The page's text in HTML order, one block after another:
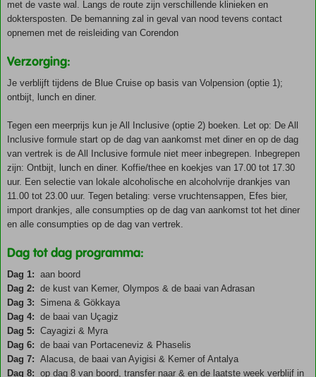
met de vaste wal. Langs de route zijn verschillende klinieken en
doktersposten. De bemanning zal in geval van nood tevens contact
opnemen met de reisleiding van Corendon
Verzorging:
Je verblijft tijdens de Blue Cruise op basis van Volpension (optie 1);
ontbijt, lunch en diner.
Tegen een meerprijs kun je All Inclusive (optie 2) boeken. Let op: De All
Inclusive formule start op de dag van aankomst met diner en op de dag
van vertrek is de All Inclusive formule niet meer inbegrepen. Inbegrepen
zijn: Ontbijt, lunch en diner. Koffie/thee en koekjes van 17.00 tot 17.30
uur. Een selectie van lokale alcoholische en alcoholvrije drankjes van
11.00 tot 23.00 uur. Tegen betaling: verse vruchtensappen, Efes bier,
import drankjes, alle consumpties op de dag van aankomst tot het diner
en alle consumpties op de dag van vertrek.
Dag tot dag programma:
Dag 1: aan boord
Dag 2: de kust van Kemer, Olympos & de baai van Adrasan
Dag 3: Simena & Gökkaya
Dag 4: de baai van Uçagiz
Dag 5: Cayagizi & Myra
Dag 6: de baai van Portaceneviz & Phaselis
Dag 7: Alacusa, de baai van Ayigisi & Kemer of Antalya
Dag 8: op dag 8 van boord, transfer naar & en de laatste week verblijf in